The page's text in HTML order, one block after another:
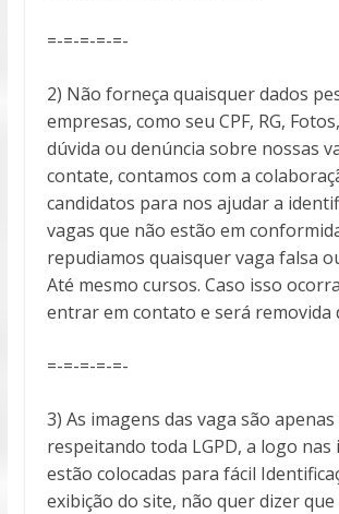
=-=-=-=-=-
2) Não forneça quaisquer dados
empresas, como seu CPF, RG,
dúvida ou denúncia sobre nossas
contate, contamos com a
candidatos para nos ajudar a
vagas que não estão em
repudiamos quaisquer vaga falsa
Até mesmo cursos. Caso isso
entrar em contato e será removida
=-=-=-=-=-
3) As imagens das vaga são
respeitando toda LGPD, a logo nas
estão colocadas para fácil
exibição do site, não quer dizer que